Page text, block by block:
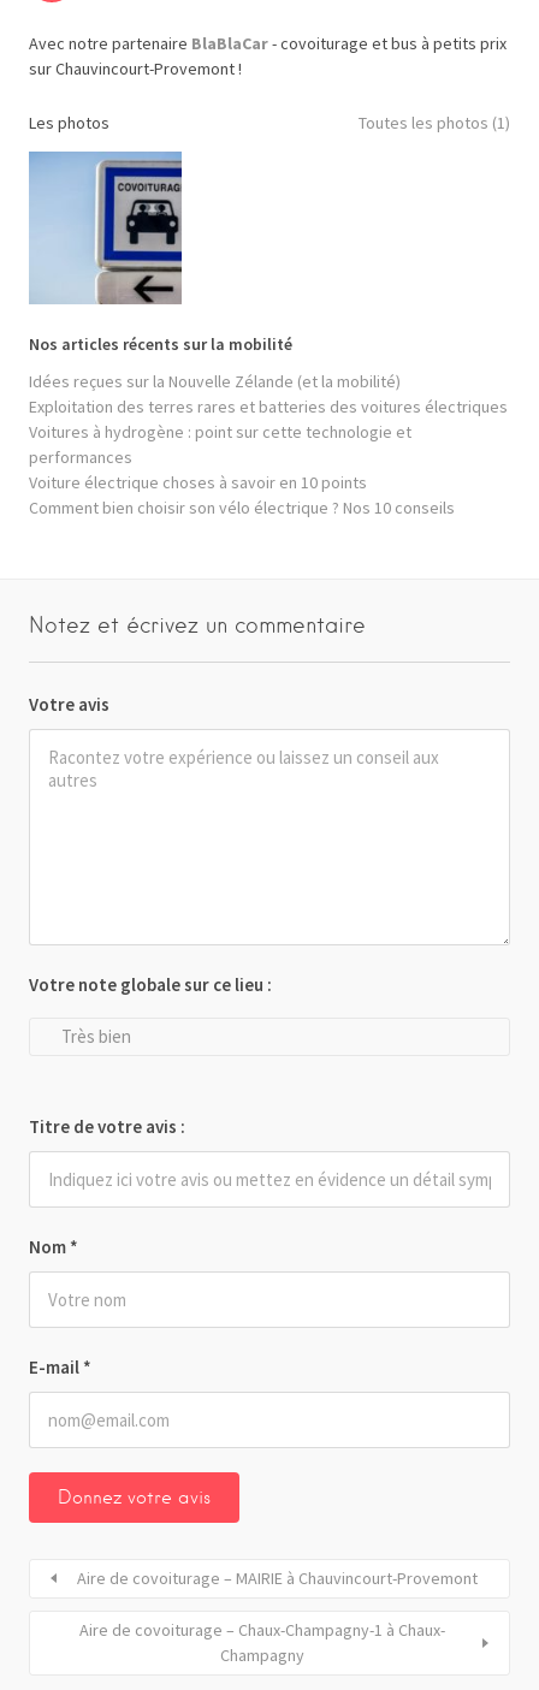
Avec notre partenaire BlaBlaCar- covoiturage et bus à petits prix
sur Chauvincourt-Provemont !
Les photos Toutes les photos (1)
Nos articles récents sur la mobilité
Idées reçues sur la Nouvelle Zélande (et la mobilité)
Exploitation des terres rares et batteries des voitures électriques
Voitures à hydrogène : point sur cette technologie et
performances
Voiture électrique choses à savoir en 10 points
Comment bien choisir son vélo électrique ? Nos 10 conseils
Notez et écrivez un commentaire
Votre avis
Nom *
E-mail *
Votre note globale sur ce lieu :
Très bien
Titre de votre avis :
Aire de covoiturage – MAIRIE à Chauvincourt-Provemont
Aire de covoiturage – Chaux-Champagny-1 à Chaux-
Champagny